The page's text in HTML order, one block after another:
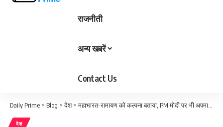
राजनीती
अन्य खबरें
Contact Us
Daily Prime > Blog >देश>महाभारत-रामायण को कल्पना बताया, PM मोदी पर भी अपमानजनक टिप्पणी; शिक्षिका बर्खास्त…
देश